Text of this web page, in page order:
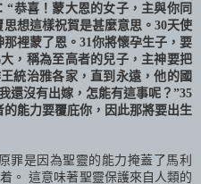
“恭喜！蒙大恩的女子，主與你同
想這樣祝賀是甚麼意思。 30天使
裡蒙了恩。 31你將懷孕生子，要
，稱為至高者的兒子，主神要把
統治雅各家，直到永遠，他的國
還沒有出嫁，怎能有這事呢？”35
能力要覆庇你，因此那將要出生
罪是因為聖靈的能力掩蓋了馬利
。 這意味著聖靈保護來自人類的